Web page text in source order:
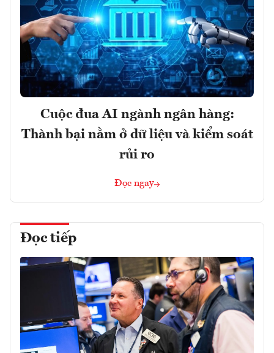
Cuộc đua AI ngành ngân hàng:
Thành bại nằm ở dữ liệu và kiểm soát
rủi ro
Đọc ngay
Đọc tiếp